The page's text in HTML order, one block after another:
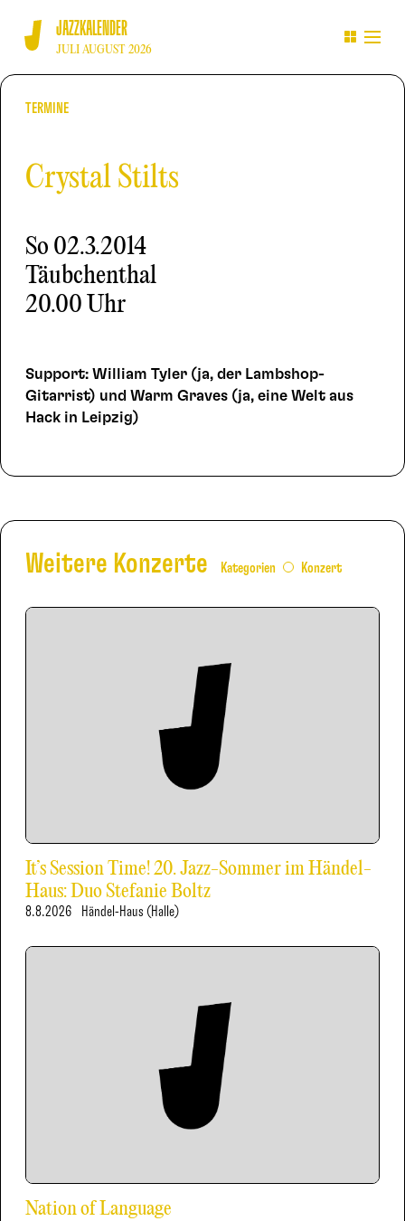
JAZZKALENDER
JULI AUGUST 2026
TERMINE
Crystal Stilts
So 02.3.2014
Täubchenthal
20.00 Uhr
Support: William Tyler (ja, der Lambshop-
Gitarrist) und Warm Graves (ja, eine Welt aus
Hack in Leipzig)
Weitere Konzerte Kategorien Konzert
It’s Session Time! 20. Jazz-Sommer im Händel-
Haus: Duo Stefanie Boltz
8.8.2026 Händel-Haus (Halle)
Nation of Language